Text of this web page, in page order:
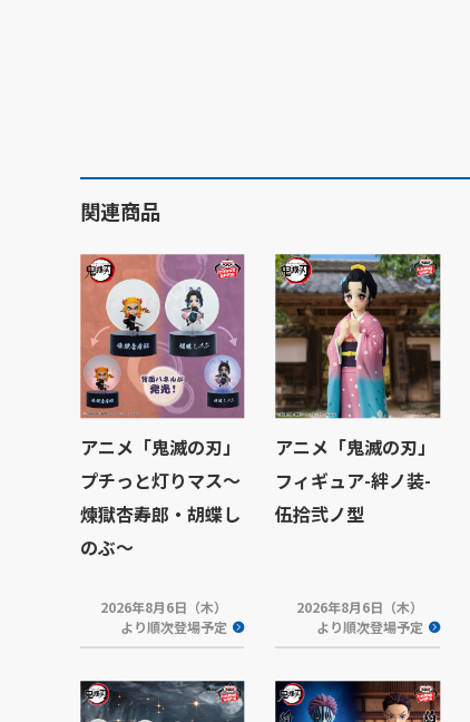
関連商品
アニメ「鬼滅の刃」
プチっと灯りマス～
煉獄杏寿郎・胡蝶し
のぶ～
2026年8月6日（木）
より順次登場予定
アニメ「鬼滅の刃」
フィギュア-絆ノ装-
伍拾弐ノ型
2026年8月6日（木）
より順次登場予定